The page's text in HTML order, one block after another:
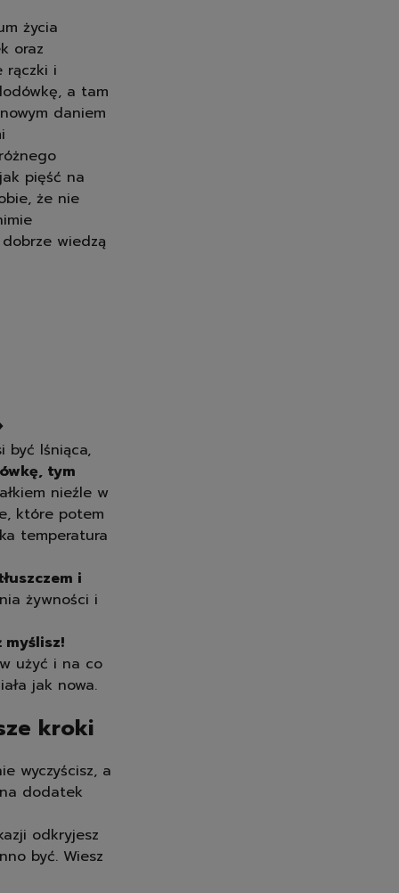
życia
oraz
rączki i
a tam
daniem
pięść na
że nie
wiedzą
być lśniąca,
tym
nieźle w
które potem
temperatura
i
żywności i
myślisz!
użyć i na co
jak nowa.
kroki
wyczyścisz, a
dodatek
odkryjesz
być. Wiesz